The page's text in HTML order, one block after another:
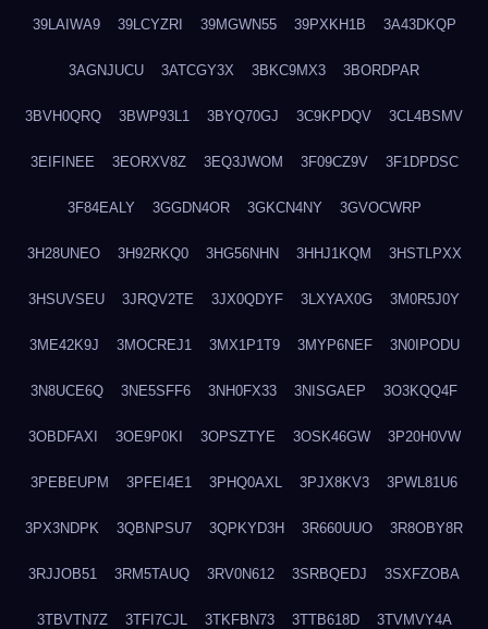
39LAIWA9 39LCYZRI 39MGWN55 39PXKH1B 3A43DKQP
3AGNJUCU 3ATCGY3X 3BKC9MX3 3BORDPAR
3BVH0QRQ 3BWP93L1 3BYQ70GJ 3C9KPDQV 3CL4BSMV
3EIFINEE 3EORXV8Z 3EQ3JWOM 3F09CZ9V 3F1DPDSC
3F84EALY 3GGDN4OR 3GKCN4NY 3GVOCWRP
3H28UNEO 3H92RKQ0 3HG56NHN 3HHJ1KQM 3HSTLPXX
3HSUVSEU 3JRQV2TE 3JX0QDYF 3LXYAX0G 3M0R5J0Y
3ME42K9J 3MOCREJ1 3MX1P1T9 3MYP6NEF 3N0IPODU
3N8UCE6Q 3NE5SFF6 3NH0FX33 3NISGAEP 3O3KQQ4F
3OBDFAXI 3OE9P0KI 3OPSZTYE 3OSK46GW 3P20H0VW
3PEBEUPM 3PFEI4E1 3PHQ0AXL 3PJX8KV3 3PWL81U6
3PX3NDPK 3QBNPSU7 3QPKYD3H 3R660UUO 3R8OBY8R
3RJJOB51 3RM5TAUQ 3RV0N612 3SRBQEDJ 3SXFZOBA
3TBVTN7Z 3TFI7CJL 3TKFBN73 3TTB618D 3TVMVY4A